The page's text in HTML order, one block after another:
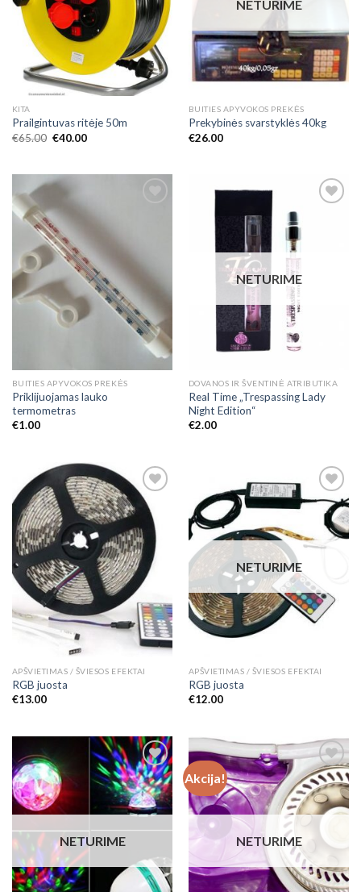
KITA
Prailgintuvas ritėje 50m
€65.00 €40.00
NETURIME
BUITIES APYVOKOS PREKĖS
Prekybinės svarstyklės 40kg
€26.00
BUITIES APYVOKOS PREKĖS
Priklijuojamas lauko
termometras
€1.00
NETURIME
DOVANOS IR ŠVENTINĖ ATRIBUTIKA
Real Time „Trespassing Lady
Night Edition“
€2.00
Add to
Wishlist
APŠVIETIMAS / ŠVIESOS EFEKTAI
RGB juosta
€13.00
Add to
Wishlist
NETURIME
APŠVIETIMAS / ŠVIESOS EFEKTAI
RGB juosta
€12.00
Add to
Wishlist
NETURIME
Akcija!
Add to
Wishlist
NETURIME